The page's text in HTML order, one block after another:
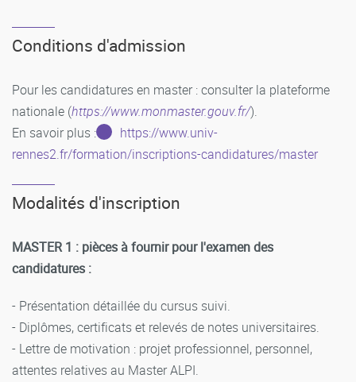
Conditions d'admission
Pour les candidatures en master : consulter la plateforme
nationale (https://www.monmaster.gouv.fr/).
En savoir plus :
https://www.univ-
rennes2.fr/formation/inscriptions-candidatures/master
Modalités d'inscription
MASTER 1 : pièces à fournir pour l'examen des
candidatures :
- Présentation détaillée du cursus suivi.
- Diplômes, certificats et relevés de notes universitaires.
- Lettre de motivation : projet professionnel, personnel,
attentes relatives au Master ALPI.